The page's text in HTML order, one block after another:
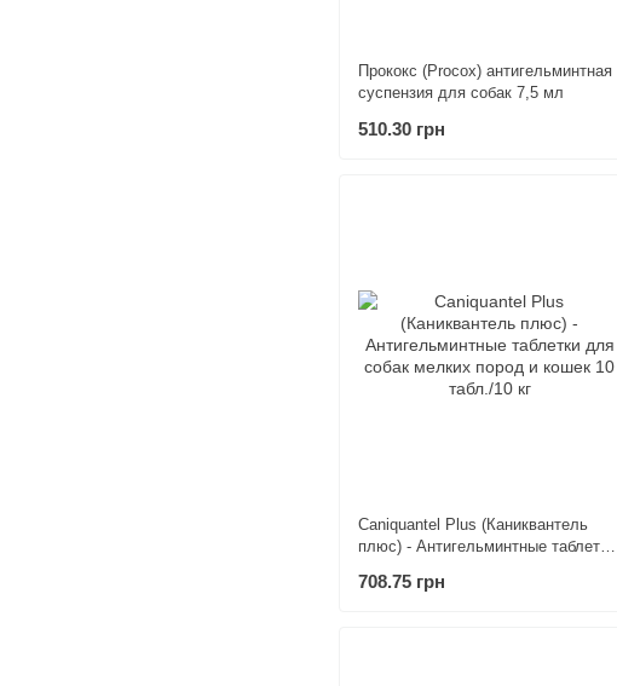
Прококс (Procox) антигельминтная
суспензия для собак 7,5 мл
510.30 грн
Caniquantel Plus (Каниквантель
плюс) - Антигельминтные таблетки
10 табл./10 кг
708.75 грн